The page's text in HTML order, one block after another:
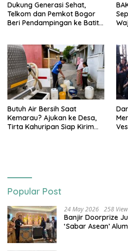
Dukung Generasi Sehat,
Telkom dan Pemkot Bogor
Beri Pendampingan ke Batita
Butuh Air Bersih Saat
Kemarau? Ajukan ke Desa,
Tirta Kahuripan Siap Kirim
Popular Post
24 May 2026 258 View
Banjir Doorprize
‘Sabar Asean’